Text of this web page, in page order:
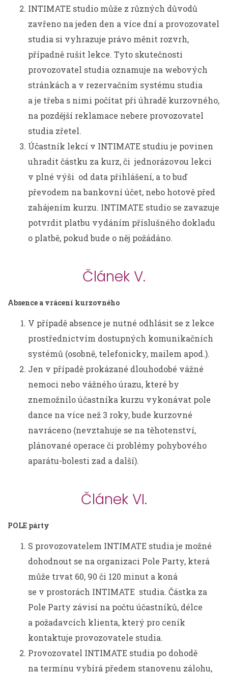
INTIMATE studio může z různých důvodů
zavřeno na jeden den a více dní a provozovatel
studia si vyhrazuje právo měnit rozvrh,
případně rušit lekce. Tyto skutečnosti
provozovatel studia oznamuje na webových
stránkách a v rezervačním systému studia
a je třeba s nimi počítat při úhradě kurzovného,
na pozdější reklamace nebere provozovatel
studia zřetel.
Účastník lekcí v INTIMATE studiu je povinen
uhradit částku za kurz, či jednorázovou lekci
v plné výši od data přihlášení, a to buď
převodem na bankovní účet, nebo hotově před
zahájením kurzu. INTIMATE studio se zavazuje
potvrdit platbu vydáním příslušného dokladu
o platbě, pokud bude o něj požádáno.
Článek V.
Absence a vrácení kurzovného
V případě absence je nutné odhlásit se z lekce
prostřednictvím dostupných komunikačních
systémů (osobně, telefonicky, mailem apod.).
Jen v případě prokázané dlouhodobé vážné
nemoci nebo vážného úrazu, které by
znemožnilo účastníka kurzu vykonávat pole
dance na více než 3 roky, bude kurzovné
navráceno (nevztahuje se na těhotenství,
plánované operace či problémy pohybového
aparátu-bolesti zad a další).
Článek VI.
POLE párty
S provozovatelem INTIMATE studia je možné
dohodnout se na organizaci Pole Party, která
může trvat 60, 90 či 120 minut a koná
se v prostorách INTIMATE studia. Částka za
Pole Party závisí na počtu účastníků, délce
a požadavcích klienta, který pro ceník
kontaktuje provozovatele studia.
Provozovatel INTIMATE studia po dohodě
na termínu vybírá předem stanovenu zálohu,